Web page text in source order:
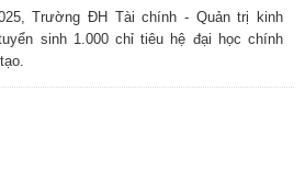
Trường ĐH Tài chính - Quản trị kinh
sinh 1.000 chỉ tiêu hệ đại học chính